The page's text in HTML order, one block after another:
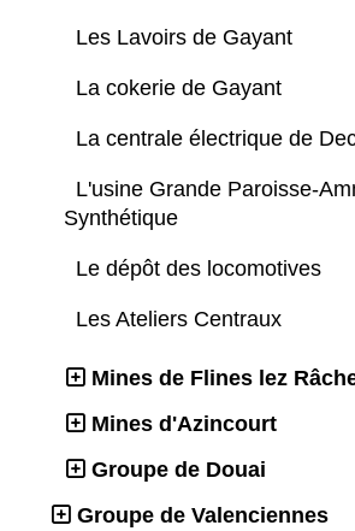
Les Lavoirs de Gayant
La cokerie de Gayant
La centrale électrique de
L'usine Grande Paroisse-
Synthétique
Le dépôt des locomotives
Les Ateliers Centraux
Mines de Flines lez
Mines d'Azincourt
Groupe de Douai
Groupe de Valenciennes